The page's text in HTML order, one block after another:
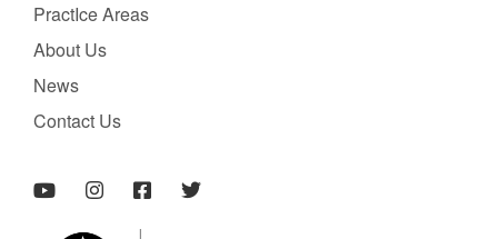
PractIce Areas
About Us
News
Contact Us